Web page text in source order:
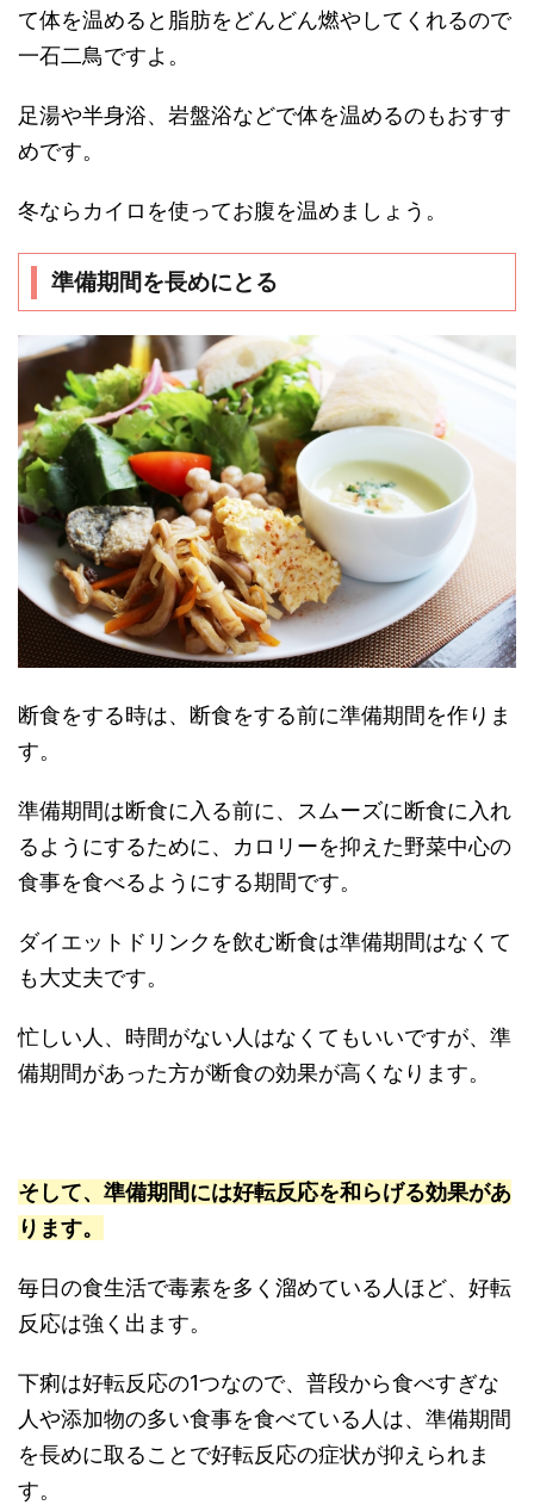
て体を温めると脂肪をどんどん燃やしてくれるので
一石二鳥ですよ。
足湯や半身浴、岩盤浴などで体を温めるのもおすす
めです。
冬ならカイロを使ってお腹を温めましょう。
準備期間を長めにとる
断食をする時は、断食をする前に準備期間を作りま
す。
準備期間は断食に入る前に、スムーズに断食に入れ
るようにするために、カロリーを抑えた野菜中心の
食事を食べるようにする期間です。
ダイエットドリンクを飲む断食は準備期間はなくて
も大丈夫です。
忙しい人、時間がない人はなくてもいいですが、準
備期間があった方が断食の効果が高くなります。
そして、準備期間には好転反応を和らげる効果があ
ります。
毎日の食生活で毒素を多く溜めている人ほど、好転
反応は強く出ます。
下痢は好転反応の1つなので、普段から食べすぎな
人や添加物の多い食事を食べている人は、準備期間
を長めに取ることで好転反応の症状が抑えられま
す。